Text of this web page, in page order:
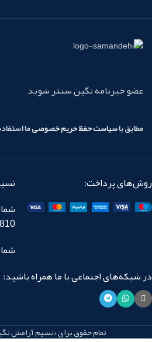
عضو خبرنامه نگین سنتر شوید
مطابق باسیاست حفظ حریم خصوصیما
روش‌های پرداخت:
شماره
در شبکه‌های اجتماعی با ما همراه باشید:
تمام حقوق برای «نسیم آرامش